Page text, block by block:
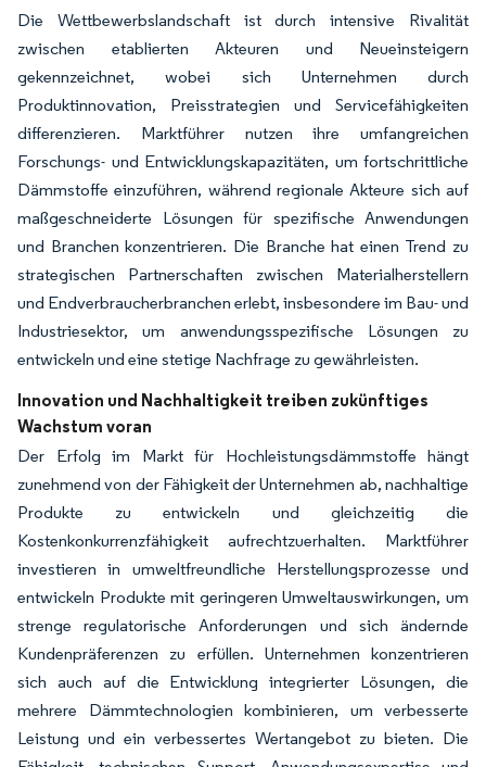
Die Wettbewerbslandschaft ist durch intensive Rivalität
zwischen etablierten Akteuren und Neueinsteigern
gekennzeichnet, wobei sich Unternehmen durch
Produktinnovation, Preisstrategien und Servicefähigkeiten
differenzieren. Marktführer nutzen ihre umfangreichen
Forschungs- und Entwicklungskapazitäten, um fortschrittliche
Dämmstoffe einzuführen, während regionale Akteure sich auf
maßgeschneiderte Lösungen für spezifische Anwendungen
und Branchen konzentrieren. Die Branche hat einen Trend zu
strategischen Partnerschaften zwischen Materialherstellern
und Endverbraucherbranchen erlebt, insbesondere im Bau- und
Industriesektor, um anwendungsspezifische Lösungen zu
entwickeln und eine stetige Nachfrage zu gewährleisten.
Innovation und Nachhaltigkeit treiben zukünftiges
Wachstum voran
Der Erfolg im Markt für Hochleistungsdämmstoffe hängt
zunehmend von der Fähigkeit der Unternehmen ab, nachhaltige
Produkte zu entwickeln und gleichzeitig die
Kostenkonkurrenzfähigkeit aufrechtzuerhalten. Marktführer
investieren in umweltfreundliche Herstellungsprozesse und
entwickeln Produkte mit geringeren Umweltauswirkungen, um
strenge regulatorische Anforderungen und sich ändernde
Kundenpräferenzen zu erfüllen. Unternehmen konzentrieren
sich auch auf die Entwicklung integrierter Lösungen, die
mehrere Dämm­technologien kombinieren, um verbesserte
Leistung und ein verbessertes Wertangebot zu bieten. Die